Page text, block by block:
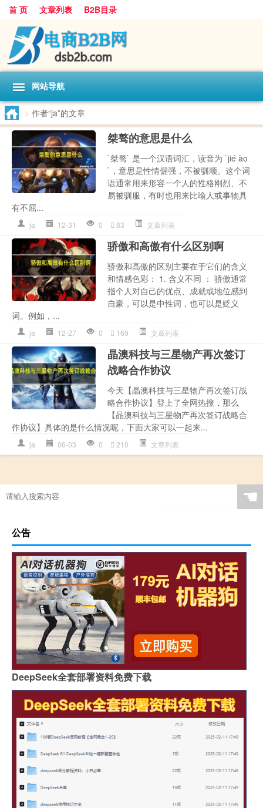
首 页 文章列表 B2B目录
网站导航
> 作者“ja”的文章
桀骜的意思是什么
`桀骜` 是一个汉语词汇，读音为 `jié ào
`，意思是性情倔强，不被驯顺。这个词
语通常用来形容一个人的性格刚烈、不
易被驯服，有时也用来比喻人或事物具
有不屈...
ja 12-31 0 83 文章列表
骄傲和高傲有什么区别啊
骄傲和高傲的区别主要在于它们的含义
和情感色彩： 1. 含义不同 ： 骄傲通常
指个人对自己的优点、成就或地位感到
自豪，可以是中性词，也可以是贬义
词。例如，...
ja 12-27 0 169 文章列表
晶澳科技与三星物产再次签订
战略合作协议
今天【晶澳科技与三星物产再次签订战
略合作协议】登上了全网热搜，那么
【晶澳科技与三星物产再次签订战略合
作协议】具体的是什么情况呢，下面大家可以一起来...
ja 06-03 0 210 文章列表
☚
公告
DeepSeek全套部署资料免费下载